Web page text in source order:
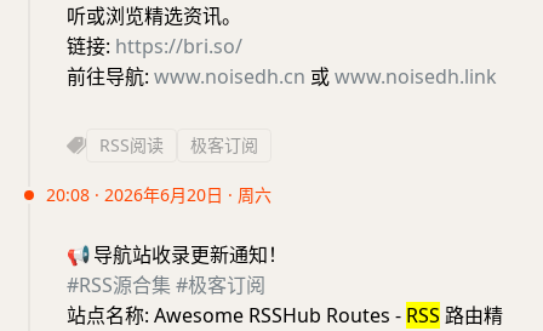
听或浏览精选资讯。
链接: https://bri.so/
前往导航: www.noisedh.cn 或www.noisedh.link
RSS阅读 极客订阅
20:08 · 2026年6月20日 · 周六
📢导航站收录更新通知！
#RSS源合集 #极客订阅
站点名称: Awesome RSSHub Routes - RSS 路由精